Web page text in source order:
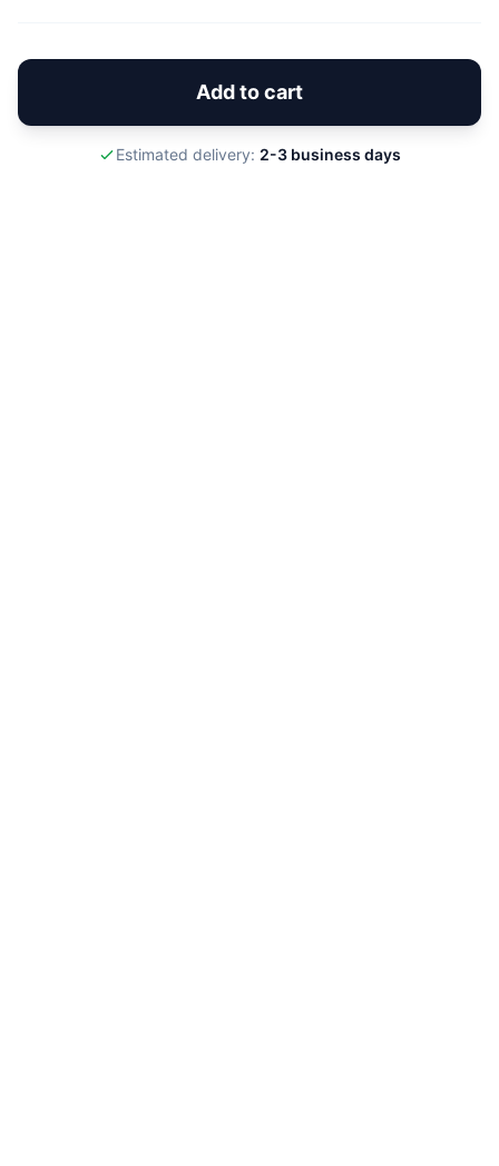
Add to cart
Estimated delivery: 2-3 business days